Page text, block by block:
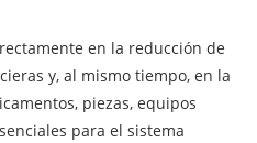
en la reducción de
y, al mismo tiempo, en la
piezas, equipos
para el sistema